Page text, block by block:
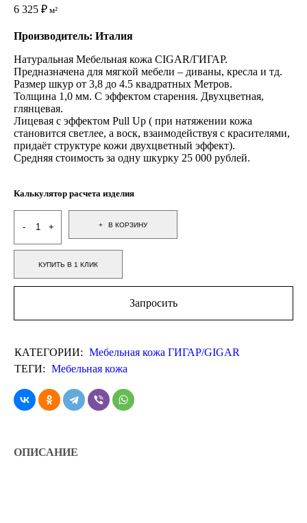
6 325 ₽ м²
Производитель: Италия
Натуральная Мебельная кожа CIGAR/ГИГАР.
Предназначена для мягкой мебели – диваны, кресла и тд.
Размер шкур от 3,8 до 4.5 квадратных Метров.
Толщина 1,0 мм. С эффектом старения. Двухцветная,
глянцевая.
Лицевая с эффектом Pull Up ( при натяжении кожа
становится светлее, а воск, взаимодействуя с красителями,
придаёт структуре кожи двухцветный эффект).
Средняя стоимость за одну шкурку 25 000 рублей.
Калькулятор расчета изделия
В КОРЗИНУ
КУПИТЬ В 1 КЛИК
Запросить
КАТЕГОРИИ: Мебельная кожа ГИГАР/GIGAR
ТЕГИ: Мебельная кожа
ОПИСАНИЕ